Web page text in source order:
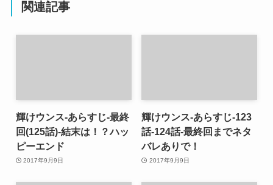
関連記事
輝けウンス-あらすじ-最終
回(125話)-結末は！？ハッ
ピーエンド
2017年9月9日
輝けウンス-あらすじ-123
話-124話-最終回までネタ
バレありで！
2017年9月9日